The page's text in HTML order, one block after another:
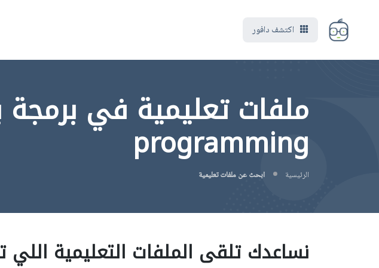
اكتشف دافور
programming
الرئيسية ابحث عن ملفات تعليمية
نساعدك تلقى الملفات التعليمية اللي